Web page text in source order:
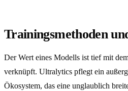
Trainingsmethoden
Der Wert eines Modells ist tief mit
verknüpft. Ultralytics pflegt ein
Ökosystem, das eine unglaublich